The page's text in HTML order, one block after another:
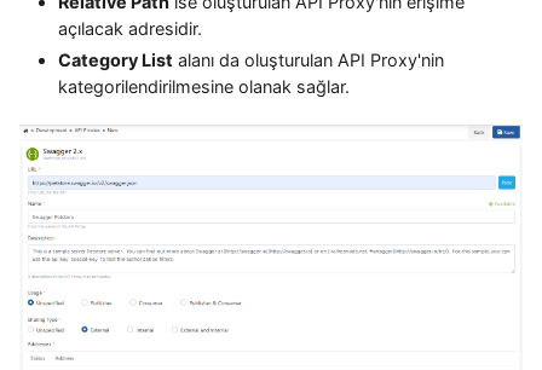
açılacak adresidir.
Category List alanı da oluşturulan API Proxy'nin
kategorilendirilmesine olanak sağlar.